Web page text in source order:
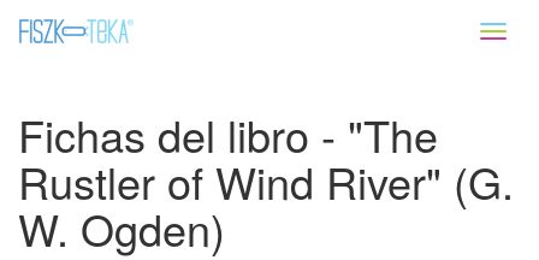
Fichas del libro - "The
Rustler of Wind River" (G.
W. Ogden)